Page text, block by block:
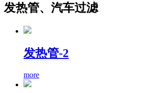
发热管、汽车过滤
发热管-2
more